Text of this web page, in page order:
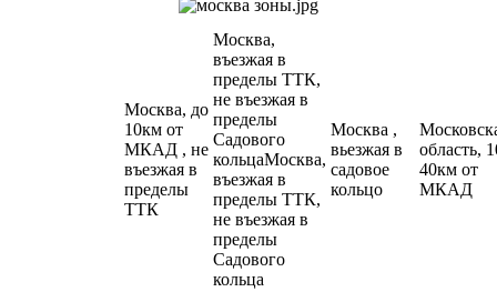
Москва, до
10км от
МКАД , не
въезжая в
пределы
ТТК
Москва,
въезжая в
пределы ТТК,
не въезжая в
пределы
Садового
кольцаМосква,
въезжая в
пределы ТТК,
не въезжая в
пределы
Садового
кольца
Москва ,
вьезжая в
садовое
кольцо
область,
40км от
МКАД